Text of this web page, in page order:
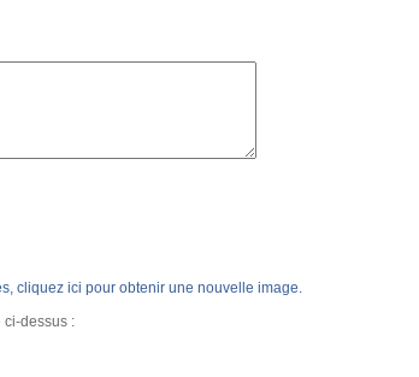
cliquez ici pour obtenir une nouvelle image.
ci-dessus :